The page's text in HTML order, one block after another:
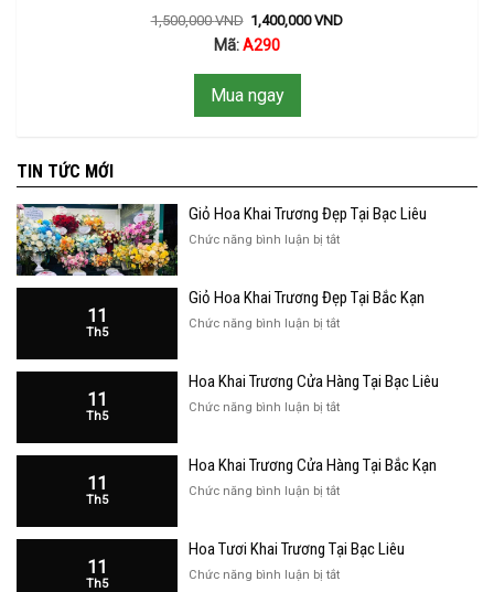
1,500,000VND 1,400,000VND
Mã:A290
Mua ngay
TIN TỨC MỚI
Giỏ Hoa Khai Trương Đẹp Tại Bạc Liêu
Chức năng bình luận bị tắtở
Khai
Đẹp
Liêu
11
Th5
Giỏ Hoa Khai Trương Đẹp Tại Bắc Kạn
Chức năng bình luận bị tắtở
Khai
Đẹp
Kạn
11
Th5
Hoa Khai Trương Cửa Hàng Tại Bạc Liêu
Chức năng bình luận bị tắtở
Trương
Hàng
Liêu
11
Th5
Hoa Khai Trương Cửa Hàng Tại Bắc Kạn
Chức năng bình luận bị tắtở
Trương
Hàng
11
Th5
Hoa Tươi Khai Trương Tại Bạc Liêu
Chức năng bình luận bị tắtở